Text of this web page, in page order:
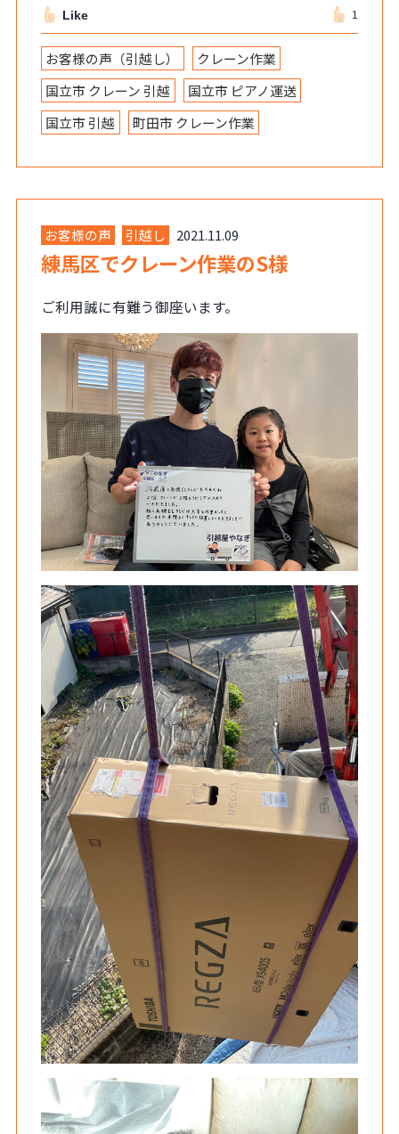
Like 1
お客様の声（引越し）
クレーン作業
国立市 クレーン 引越
国立市 ピアノ運送
国立市 引越
町田市 クレーン作業
お客様の声 引越し 2021.11.09
練馬区でクレーン作業のS様
ご利用誠に有難う御座います。